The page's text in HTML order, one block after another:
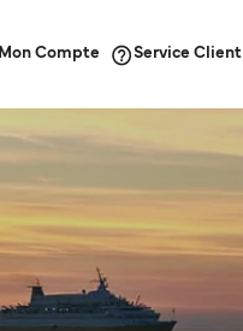
Mon Compte Service Client